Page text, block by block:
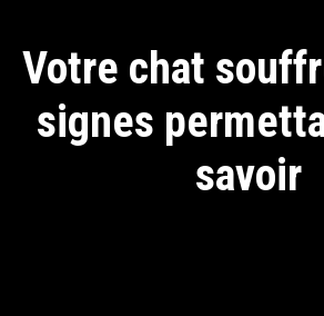
Votre chat
signes
savoir